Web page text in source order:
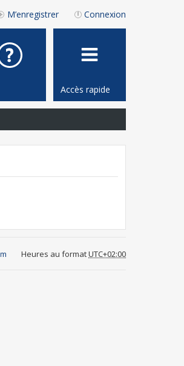
Connexion
M’enregistrer
Accès rapide
Heures au formatUTC+02:00